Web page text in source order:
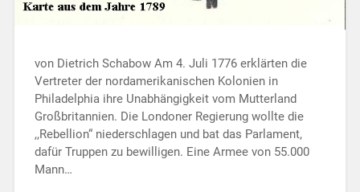
von Dietrich Schabow Am 4. Juli 1776 erklärten die
Vertreter der nordamerikanischen Kolonien in
Philadelphia ihre Unabhängigkeit vom Mutterland
Großbritannien. Die Londoner Regierung wollte die
,,Rebellion“ niederschlagen und bat das Parlament,
dafür Truppen zu bewilligen. Eine Armee von 55.000
Mann…